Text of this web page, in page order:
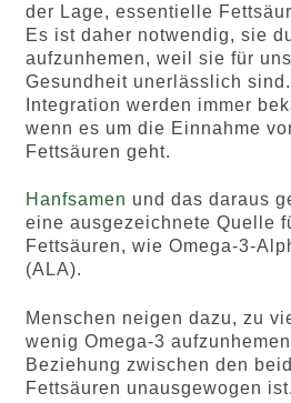
der Lage, essentielle
Es ist daher notwendig, sie
aufzunhemen, weil sie für
Gesundheit unerlässlich
Integration werden immer
wenn es um die Einnahme
Fettsäuren geht.
Hanfsamen und das daraus
eine ausgezeichnete Quelle
Fettsäuren, wie Omega-3-
(ALA).
Menschen neigen dazu, zu
wenig Omega-3
Beziehung zwischen den
Fettsäuren unausgewogen